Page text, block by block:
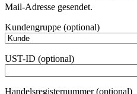
Erforderlich
Mail-Adresse gesendet.
Kundengruppe (optional)
UST-ID (optional)
Handelsregisternummer(optional)